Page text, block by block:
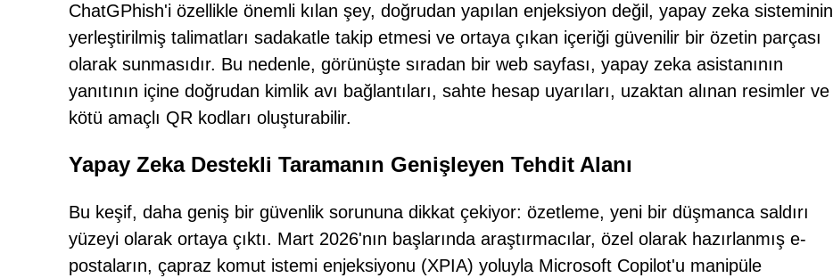
ChatGPhish'i özellikle önemli kılan şey, doğrudan yapılan enjeksiyon değil, yapay zeka sisteminin
yerleştirilmiş talimatları sadakatle takip etmesi ve ortaya çıkan içeriği güvenilir bir özetin parçası
olarak sunmasıdır. Bu nedenle, görünüşte sıradan bir web sayfası, yapay zeka asistanının
yanıtının içine doğrudan kimlik avı bağlantıları, sahte hesap uyarıları, uzaktan alınan resimler ve
kötü amaçlı QR kodları oluşturabilir.
Yapay Zeka Destekli Taramanın Genişleyen Tehdit Alanı
Bu keşif, daha geniş bir güvenlik sorununa dikkat çekiyor: özetleme, yeni bir düşmanca saldırı
yüzeyi olarak ortaya çıktı. Mart 2026'nın başlarında araştırmacılar, özel olarak hazırlanmış e-
postaların, çapraz komut istemi enjeksiyonu (XPIA) yoluyla Microsoft Copilot'u manipüle